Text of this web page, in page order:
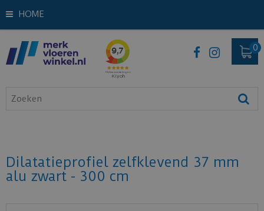
HOME
Dilatatieprofiel zelfklevend 37 mm
alu zwart - 300 cm